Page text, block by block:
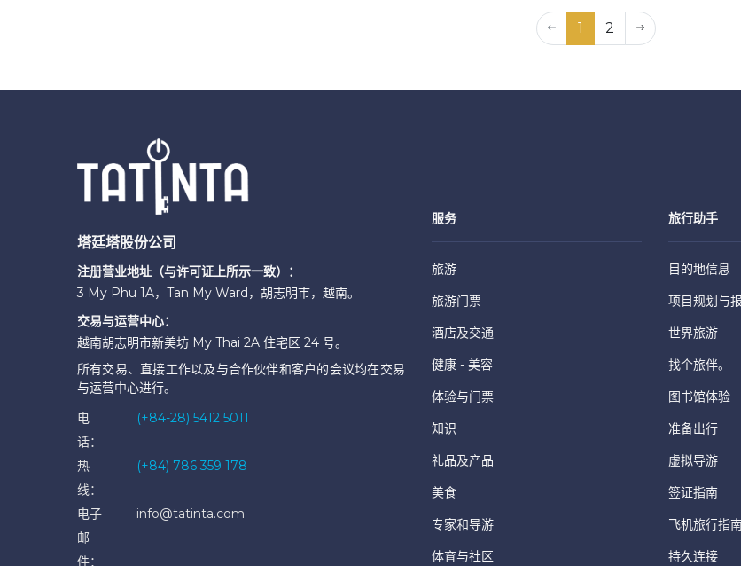
1 2
塔廷塔股份公司
注册营业地址（与许可证上所示一致）：
3 My Phu 1A，Tan My Ward，胡志明市，越南。
交易与运营中心：
越南胡志明市新美坊 My Thai 2A 住宅区 24 号。
所有交易、直接工作以及与合作伙伴和客户的会议均在交易
与运营中心进行。
电
话：
(+84-28) 5412 5011
热
线：
(+84) 786 359 178
电子
邮
件：
info@tatinta.com
服务
旅游
旅游门票
酒店及交通
健康 - 美容
体验与门票
知识
礼品及产品
美食
专家和导游
体育与社区
旅行助手
目的地信息
项目规划与
世界旅游
找个旅伴。
图书馆体验
准备出行
虚拟导游
签证指南
飞机旅行指
持久连接